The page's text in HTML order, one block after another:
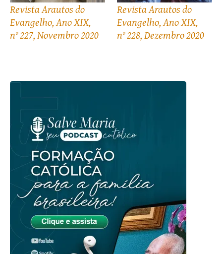
Revista Arautos do
Evangelho, Ano XIX,
nº 227, Novembro 2020
Revista Arautos do
Evangelho, Ano XIX,
nº 228, Dezembro 2020